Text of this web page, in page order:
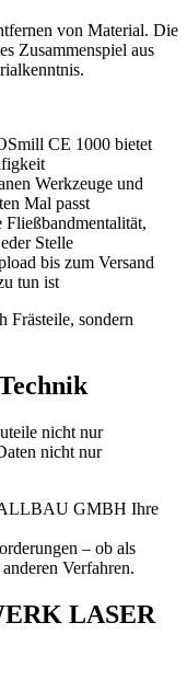
von Material. Die
Zusammenspiel aus
CE 1000 bietet
Werkzeuge und
Mal passt
Fließbandmentalität,
Stelle
bis zum Versand
tun ist
Frästeile, sondern
nicht nur
nicht nur
GMBH Ihre
– ob als
Verfahren.
LASER